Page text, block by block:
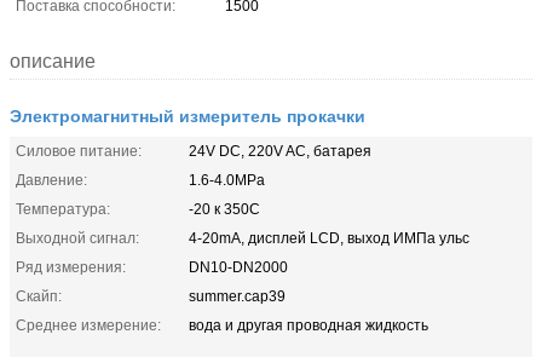
Поставка способности:
1500
описание
Электромагнитный измеритель прокачки
Силовое питание:
24V DC, 220V AC, батарея
Давление:
1.6-4.0MPa
Температура:
-20 к 350C
Выходной сигнал:
4-20mA, дисплей LCD, выход ИМПа ульс
Ряд измерения:
DN10-DN2000
Скайп:
summer.cap39
Среднее измерение:
вода и другая проводная жидкость